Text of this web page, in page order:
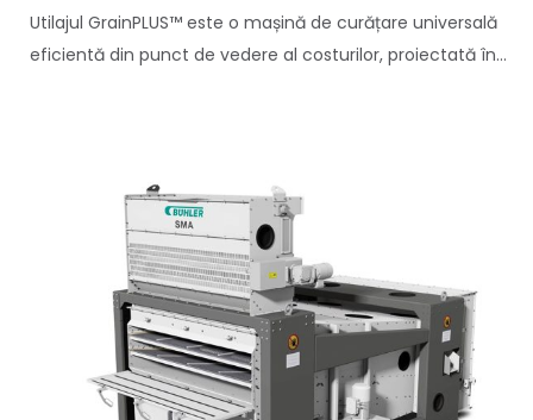
Utilajul GrainPLUS™ este o mașină de curățare universală
eficientă din punct de vedere al costurilor, proiectată în...